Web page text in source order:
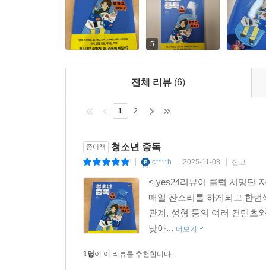
빠진 아이들의 의지가 약해서 생긴 문제로 치부
견디기 어려워서 다시 중독 행위에 빠지게 되는 악
이 책에는 청소년이 처한 어려운 현실과 스트레
있다.
5
전체 리뷰 (6)
1 2
종이책 청소년 중독
c****h 2025-11-08 신고
< yes24리뷰어 클럽 서평단
매일 잔소리를 하게되고 한
관계, 성형 등의 여러 컨텐츠
낮아... 더보기
1명이 이 리뷰를 추천합니다.